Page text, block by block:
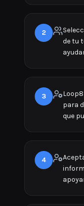
2
de tu
3
para
que
4